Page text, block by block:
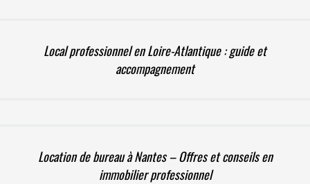
Local professionnel en Loire-Atlantique : guide et
accompagnement
Location de bureau à Nantes – Offres et conseils en
immobilier professionnel